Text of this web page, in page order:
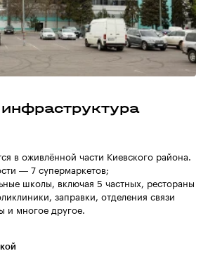
в оживлённой части Киевского района.
— 7 супермаркетов;
школы, включая 5 частных, рестораны
заправки, отделения связи
и многое другое.